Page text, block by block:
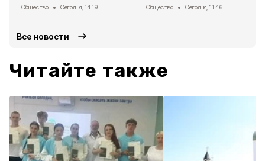
Общество Сегодня, 14:19 Общество Сегодня, 11:46
Все новости
Читайте также